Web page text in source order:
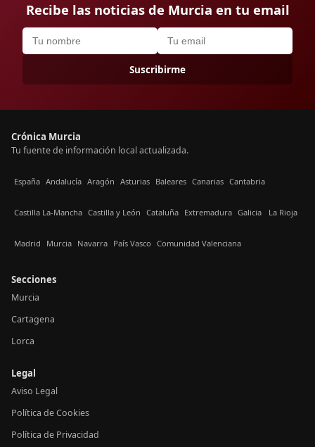
Recibe las noticias de Murcia en tu email
Suscribirme
Crónica Murcia
Tu fuente de información local actualizada.
España Andalucía Aragón Asturias Baleares Canarias Cantabria
Castilla La-Mancha Castilla y León Cataluña Extremadura Galicia La Rioja
Madrid Murcia Navarra País Vasco Comunidad Valenciana
Secciones
Murcia
Cartagena
Lorca
Legal
Aviso Legal
Política de Cookies
Política de Privacidad